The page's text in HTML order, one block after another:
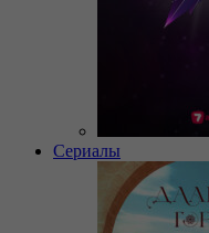
Сериалы